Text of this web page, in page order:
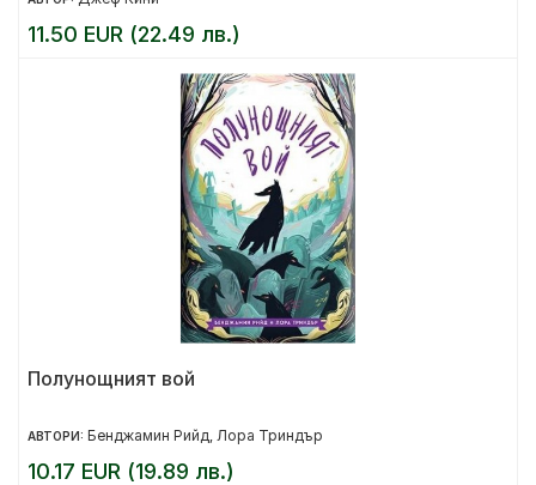
11.50 EUR (22.49 лв.)
Полунощният вой
АВТОРИ: Бенджамин Рийд Лора Триндър
10.17 EUR (19.89 лв.)